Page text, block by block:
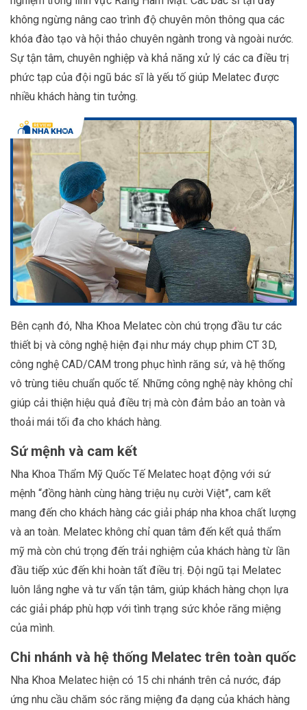
không ngừng nâng cao trình độ chuyên môn thông qua các
khóa đào tạo và hội thảo chuyên ngành trong và ngoài nước.
Sự tận tâm, chuyên nghiệp và khả năng xử lý các ca điều trị
phức tạp của đội ngũ bác sĩ là yếu tố giúp Melatec được
nhiều khách hàng tin tưởng.
Bên cạnh đó, Nha Khoa Melatec còn chú trọng đầu tư các
thiết bị và công nghệ hiện đại như máy chụp phim CT 3D,
công nghệ CAD/CAM trong phục hình răng sứ, và hệ thống
vô trùng tiêu chuẩn quốc tế. Những công nghệ này không chỉ
giúp cải thiện hiệu quả điều trị mà còn đảm bảo an toàn và
thoải mái tối đa cho khách hàng.
Sứ mệnh và cam kết
Nha Khoa Thẩm Mỹ Quốc Tế Melatec hoạt động với sứ
mệnh “đồng hành cùng hàng triệu nụ cười Việt”, cam kết
mang đến cho khách hàng các giải pháp nha khoa chất lượng
và an toàn. Melatec không chỉ quan tâm đến kết quả thẩm
mỹ mà còn chú trọng đến trải nghiệm của khách hàng từ lần
đầu tiếp xúc đến khi hoàn tất điều trị. Đội ngũ tại Melatec
luôn lắng nghe và tư vấn tận tâm, giúp khách hàng chọn lựa
các giải pháp phù hợp với tình trạng sức khỏe răng miệng
của mình.
Chi nhánh và hệ thống Melatec trên toàn quốc
Nha Khoa Melatec hiện có 15 chi nhánh trên cả nước, đáp
ứng nhu cầu chăm sóc răng miệng đa dạng của khách hàng